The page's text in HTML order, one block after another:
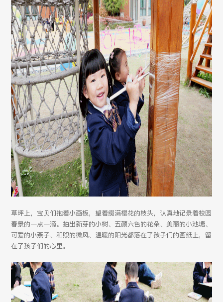
草坪上，宝贝们抱着小画板，望着缀满樱花的枝头，认真地记录着校园
春景的一点一滴。抽出新芽的小树、五颜六色的花朵、美丽的小池塘、
可爱的小燕子、和煦的微风、温暖的阳光都落在了孩子们的画纸上，留
在了孩子们的心里。